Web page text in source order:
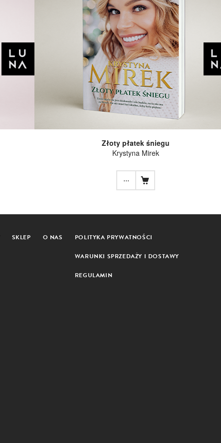
Złoty płatek śniegu
Krystyna Mirek
...
SKLEP O NAS POLITYKA PRYWATNOŚCI
WARUNKI SPRZEDAŻY I DOSTAWY
REGULAMIN